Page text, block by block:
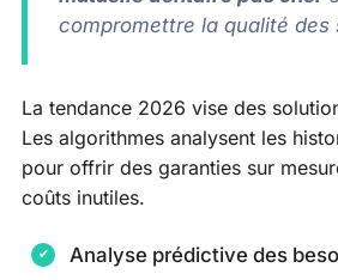
compromettre la qualité des
La tendance 2026 vise des
Les algorithmes analysent les
pour offrir des garanties sur
coûts inutiles.
Analyse prédictive des